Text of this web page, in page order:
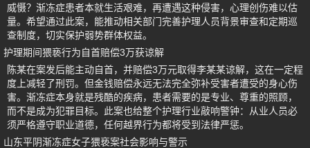
威慑？渐冻症患者本就生活艰难，再遭遇这种侵害，心理创伤难以估
量。希望通过此案，能推动相关部门完善护理人员背景审查和定期巡
查制度，切实保护弱势群体权益。
护理期间猥亵行为自首赔偿3万获谅解
陈某在案发后能主动自首，并赔偿3万元取得李某某谅解，这在一定程
度上减轻了刑罚。但金钱赔偿永远无法完全弥补受害者遭受的身心伤
害。渐冻症本身就是残酷的疾病，患者需要的是专业、尊重的照顾，
而不是成为犯罪目标。此案也给整个护理行业敲响警钟：从业人员必
须严格遵守职业道德，任何越界行为都将受到法律严惩。
山东平阴渐冻症女子猥亵案社会影响与警示